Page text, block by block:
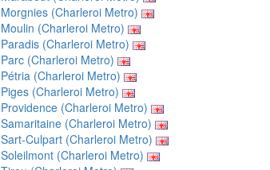
Morgnies (Charleroi Metro)
Moulin (Charleroi Metro)
Paradis (Charleroi Metro)
Parc (Charleroi Metro)
Pétria (Charleroi Metro)
Piges (Charleroi Metro)
Providence (Charleroi Metro)
Samaritaine (Charleroi Metro)
Sart-Culpart (Charleroi Metro)
Soleilmont (Charleroi Metro)